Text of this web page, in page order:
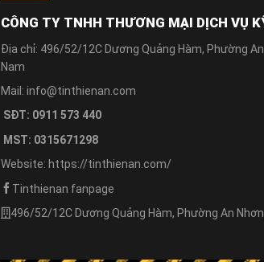
CÔNG TY TNHH THƯƠNG MẠI DỊCH VỤ
Địa chỉ: 496/52/12C Dương Quảng Hàm, Phường
Nam
Mail: info@tinthienan.com
SĐT: 0911 573 440
MST: 0315671298
Website: https://tinthienan.com/
Tinthienan fanpage
496/52/12C Dương Quảng Hàm, Phường An